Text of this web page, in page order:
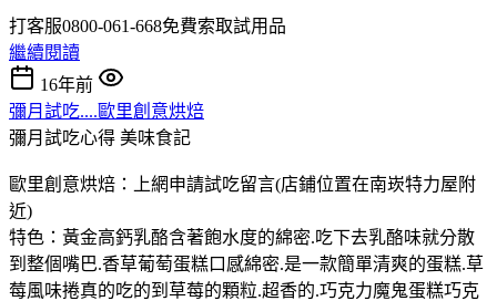
打客服0800-061-668免費索取試用品
繼續閱讀
16年前
彌月試吃....歐里創意烘焙
彌月試吃心得 美味食記
歐里創意烘焙：上網申請試吃留言(店鋪位置在南崁特力屋附
近)
特色：黃金高鈣乳酪含著飽水度的綿密.吃下去乳酪味就分散
到整個嘴巴.香草葡萄蛋糕口感綿密.是一款簡單清爽的蛋糕.草
莓風味捲真的吃的到草莓的顆粒.超香的.巧克力魔鬼蛋糕巧克